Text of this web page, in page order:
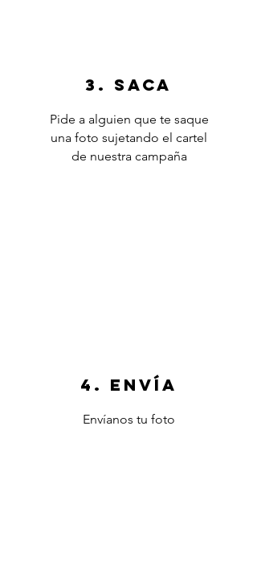
Pide a alguien que te saque
una foto sujetando el cartel
de nuestra campaña
3. saca
4. envía
Envíanos tu foto